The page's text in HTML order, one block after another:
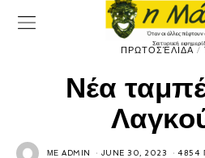
ΠΡΩΤΟΣΈΛΙΔΑ /
Νέα
ΜΕADMIN JUNE 30, 2023 4854